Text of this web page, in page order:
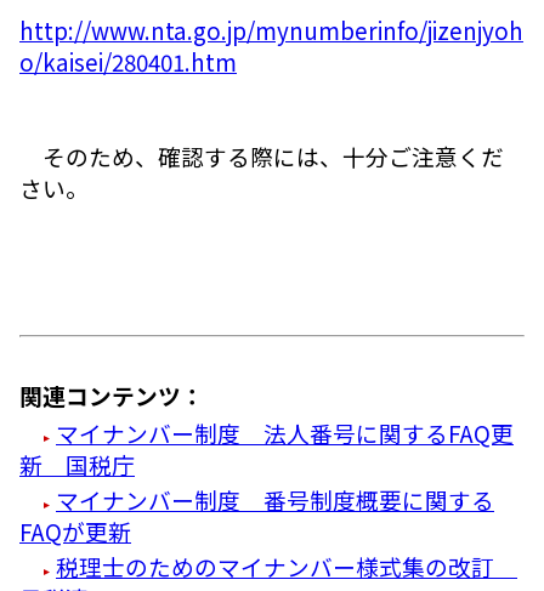
http://www.nta.go.jp/mynumberinfo/jizenjyoh
o/kaisei/280401.htm
そのため、確認する際には、十分ご注意くだ
さい。
関連コンテンツ：
マイナンバー制度 法人番号に関するFAQ更
新 国税庁
マイナンバー制度 番号制度概要に関する
FAQが更新
税理士のためのマイナンバー様式集の改訂